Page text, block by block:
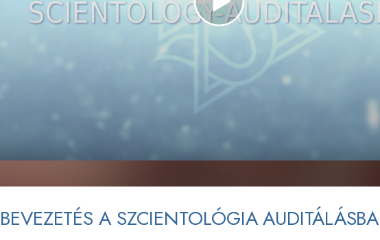
Mi a nagyság?
BEVEZETÉS A SZCIENTOLÓGIA AUDITÁLÁSBA